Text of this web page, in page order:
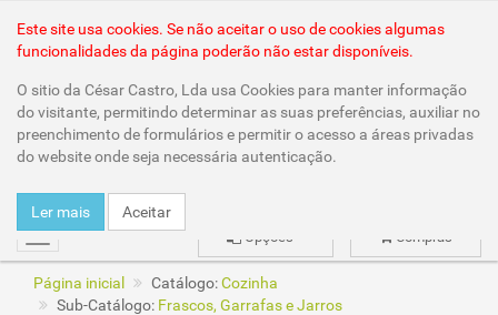
mudar Compras
Opções
Este site usa cookies. Se não aceitar o uso de cookies algumas
funcionalidades da página poderão não estar disponíveis.
O sitio da César Castro, Lda usa Cookies para manter informação
do visitante, permitindo determinar as suas preferências, auxiliar no
preenchimento de formulários e permitir o acesso a áreas privadas
do website onde seja necessária autenticação.
Ler mais Aceitar
Página inicial Catálogo:Cozinha
Sub-Catálogo: Frascos, Garrafas e Jarros